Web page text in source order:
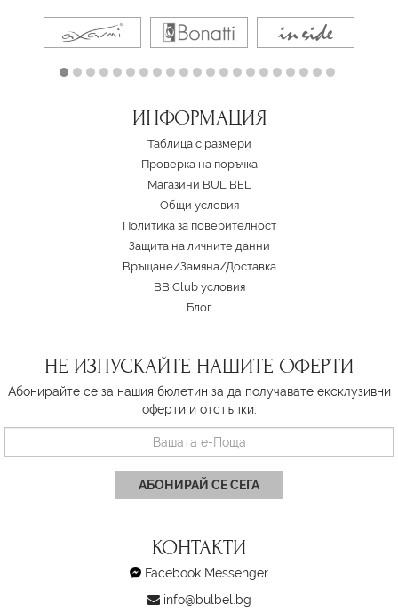
ИНФОРМАЦИЯ
Таблица с размери
Проверка на поръчка
Магазини BUL BEL
Oбщи условия
Политика за поверителност
Защита на личните данни
Връщане/Замяна/Доставка
BB Club условия
Блог
НЕ ИЗПУСКАЙТЕ НАШИТЕ ОФЕРТИ
Абонирайте се за нашия бюлетин за да получавате ексклузивни
оферти и отстъпки.
АБОНИРАЙ СЕ СЕГА
КОНТАКТИ
Facebook Messenger
info@bulbel.bg